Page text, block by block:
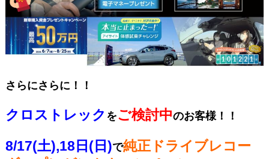
さらにさらに！！
クロストレック をご検討中のお客様！！
8/17(土),18日(日)で純正ドライブレコー